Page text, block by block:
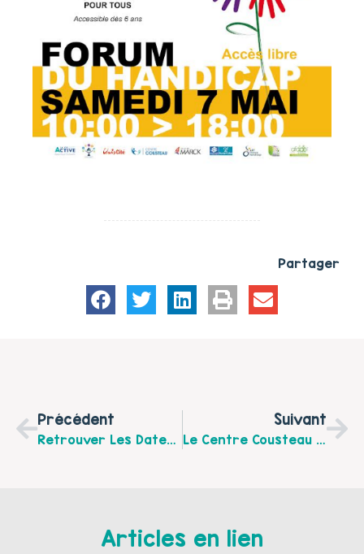
Partager
Précédent
Retrouver Les Dates D’ouverture Du LAEP À La Maison De L’enfant À Guînes Et La Maison De Pays De L’Ardrésis À Ardres
Suivant
Le Centre Cousteau À Marck Vous Propose Un Spectacle Sur La Gestion Des Émotions Des Enfants : Vendredi 29 Avril 18h30.
Articles en lien